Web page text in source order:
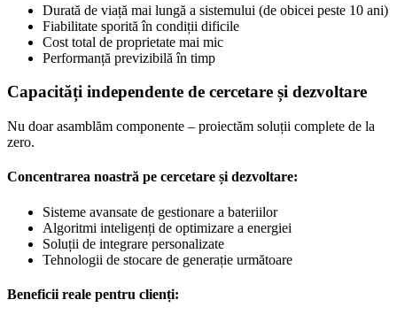
Durată de viață mai lungă a sistemului (de obicei peste 10 ani)
Fiabilitate sporită în condiții dificile
Cost total de proprietate mai mic
Performanță previzibilă în timp
Capacități independente de cercetare și dezvoltare
Nu doar asamblăm componente – proiectăm soluții complete de la
zero.
Concentrarea noastră pe cercetare și dezvoltare:
Sisteme avansate de gestionare a bateriilor
Algoritmi inteligenți de optimizare a energiei
Soluții de integrare personalizate
Tehnologii de stocare de generație următoare
Beneficii reale pentru clienți: